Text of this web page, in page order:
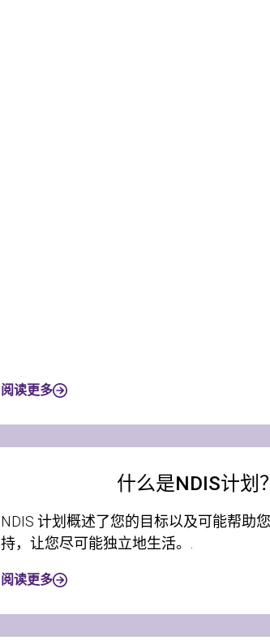
阅读更多
什么是NDIS计划？
NDIS 计划概述了您的目标以及可能帮助
持，让您尽可能独立地生活。.
阅读更多